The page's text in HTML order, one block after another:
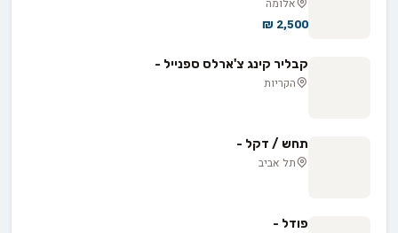
אלומה
2,500 ₪
קבליר קינג צ'ארלס ספנייל -
הקריות
תחש / דקל -
תל אביב
פודל -